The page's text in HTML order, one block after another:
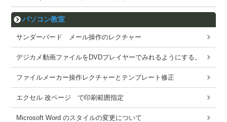
パソコン教室
サンダーバード メール操作のレクチャー
デジカメ動画ファイルをDVDプレイヤーでみれるようにする。
ファイルメーカー操作レクチャーとテンプレート修正
エクセル 改ページ で印刷範囲指定
Microsoft Word のスタイルの変更について